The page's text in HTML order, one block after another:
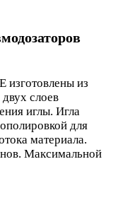
изготовлены из
слоев
иглы. Игла
для
материала.
Максимальной